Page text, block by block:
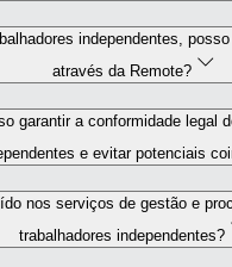
independentes,
através da Remote?
garantir a conformidade legal
e evitar potenciais
nos serviços de gestão e
trabalhadores independentes?